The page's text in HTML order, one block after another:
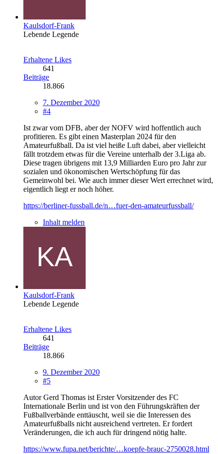
Kaulsdorf-Frank
Lebende Legende
Erhaltene Likes
641
Beiträge
18.866
7. Dezember 2020
#4
Ist zwar vom DFB, aber der NOFV wird hoffentlich auch
profitieren. Es gibt einen Masterplan 2024 für den
Amateurfußball. Da ist viel heiße Luft dabei, aber vielleicht
fällt trotzdem etwas für die Vereine unterhalb der 3.Liga ab.
Diese tragen übrigens mit 13,9 Milliarden Euro pro Jahr zur
sozialen und ökonomischen Wertschöpfung für das
Gemeinwohl bei. Wie auch immer dieser Wert errechnet wird,
eigentlich liegt er noch höher.
https://berliner-fussball.de/n…fuer-den-amateurfussball/
Inhalt melden
Kaulsdorf-Frank
Lebende Legende
Erhaltene Likes
641
Beiträge
18.866
9. Dezember 2020
#5
Autor Gerd Thomas ist Erster Vorsitzender des FC
Internationale Berlin und ist von den Führungskräften der
Fußballverbände enttäuscht, weil sie die Interessen des
Amateurfußballs nicht ausreichend vertreten. Er fordert
Veränderungen, die ich auch für dringend nötig halte.
https://www.fupa.net/berichte/…koepfe-brauc-2750028.html